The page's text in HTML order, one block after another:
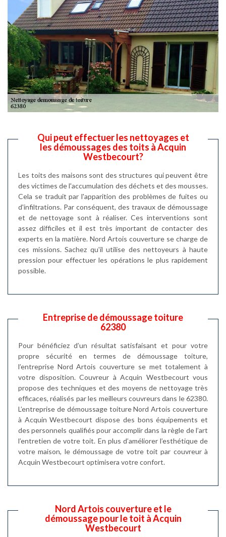
Qui peut effectuer les nettoyages et
les démoussages des toits à Acquin
Westbecourt?
Les toits des maisons sont des structures qui peuvent être
des victimes de l'accumulation des déchets et des mousses.
Cela se traduit par l'apparition des problèmes de fuites ou
d'infiltrations. Par conséquent, des travaux de démoussage
et de nettoyage sont à réaliser. Ces interventions sont
assez difficiles et il est très important de contacter des
experts en la matière. Nord Artois couverture se charge de
ces missions. Sachez qu'il utilise des nettoyeurs à haute
pression pour effectuer les opérations le plus rapidement
possible.
Entreprise de démoussage toiture
62380
Pour bénéficiez d’un résultat satisfaisant et pour votre
propre sécurité en termes de démoussage toiture,
l’entreprise Nord Artois couverture se met totalement à
votre disposition. Couvreur à Acquin Westbecourt vous
propose des techniques et des moyens de nettoyage très
efficaces, réalisés par les meilleurs couvreurs dans le 62380.
L’entreprise de démoussage toiture Nord Artois couverture
à Acquin Westbecourt dispose des bons équipements et
des personnels qualifiés pour accomplir dans la règle de l’art
l’entretien de votre toit. En plus d’améliorer l’esthétique de
votre maison, le démoussage de votre toit par couvreur à
Acquin Westbecourt optimisera votre confort.
Nord Artois couverture et le
démoussage pour le toit à Acquin
Westbecourt